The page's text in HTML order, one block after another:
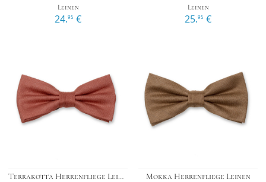
Leinen
24.95 €
Leinen
25.95 €
Terrakotta Herrenfliege Leinen Mokka Herrenfliege Leinen